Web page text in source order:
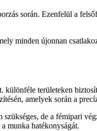
során. Ezenfelül a
minden újonnan
területeken
amelyek során a
de a fémipari
munka hatékonyságát.